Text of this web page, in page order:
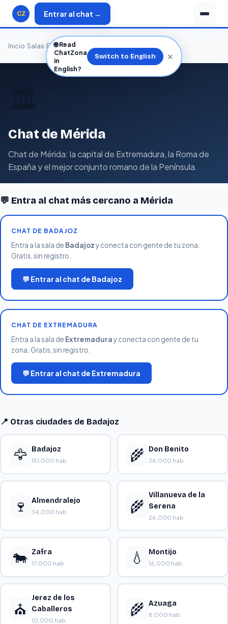
CZ Entrar al chat →
Inicio Salas España›Extremadura
Chat de Mérida
Chat de Mérida: la capital de Extremadura, la Roma de
España y el mejor conjunto romano de la Península.
💬 Entra al chat más cercano a Mérida
CHAT DE BADAJOZ
Entra a la sala de Badajozy conecta con gente de tu zona.
Gratis, sin registro.
💬 Entrar al chat de Badajoz
CHAT DE EXTREMADURA
Entra a la sala de Extremaduray conecta con gente de tu
zona. Gratis, sin registro.
💬 Entrar al chat de Extremadura
📍 Otras ciudades de Badajoz
🦅 Badajoz
151,000 hab. 🌾 Don Benito
36,000 hab.
🍷 Almendralejo
34,000 hab. 🌾
Villanueva de la
Serena
26,000 hab.
🐄 Zafra
17,000 hab. 💧 Montijo
16,000 hab.
⛪
Jerez de los
Caballeros
10,000 hab.
🌾 Azuaga
8,000 hab.
🌐Read
ChatZona
in
English?
Switch to English ✕